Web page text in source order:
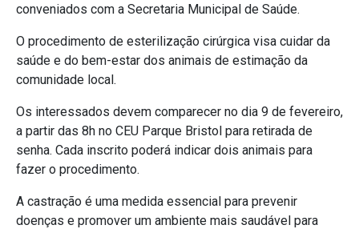
conveniados com a Secretaria Municipal de Saúde.
O procedimento de esterilização cirúrgica visa cuidar da
saúde e do bem-estar dos animais de estimação da
comunidade local.
Os interessados devem comparecer no dia 9 de fevereiro,
a partir das 8h no CEU Parque Bristol para retirada de
senha. Cada inscrito poderá indicar dois animais para
fazer o procedimento.
A castração é uma medida essencial para prevenir
doenças e promover um ambiente mais saudável para